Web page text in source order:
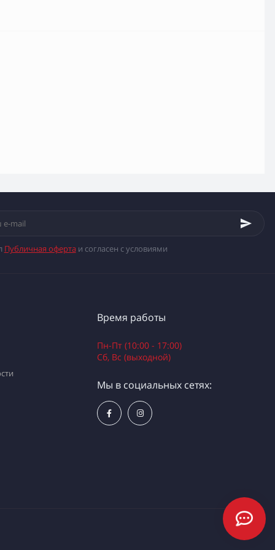
Публичная офертаи согласен с условиями
Время работы
Пн-Пт (10:00 - 17:00)
Сб, Вс (выходной)
Мы в социальных сетях: